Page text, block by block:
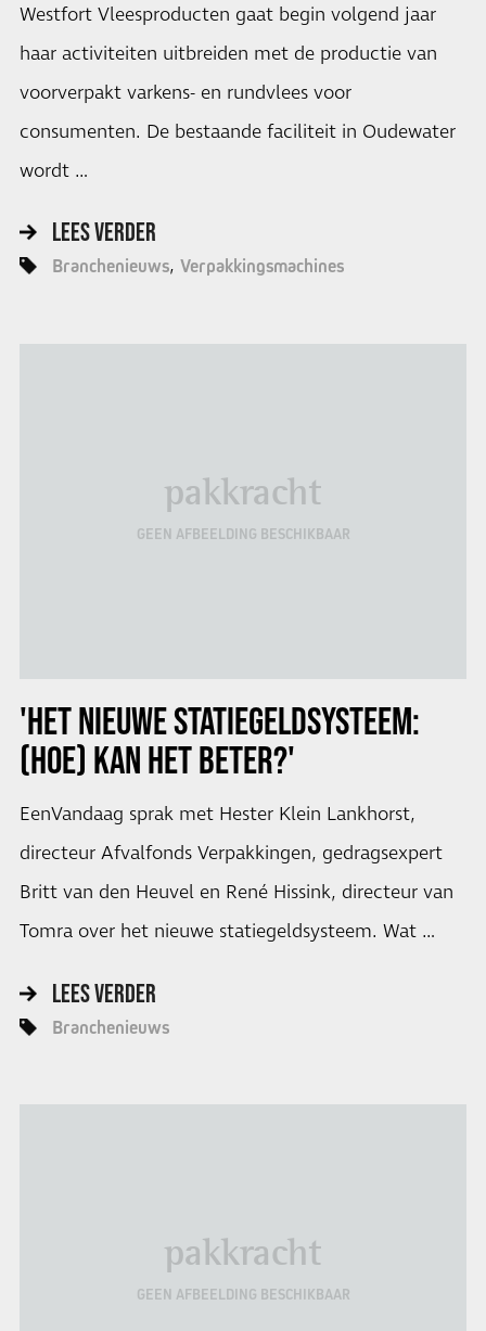
Westfort Vleesproducten gaat begin volgend jaar
haar activiteiten uitbreiden met de productie van
voorverpakt varkens- en rundvlees voor
consumenten. De bestaande faciliteit in Oudewater
wordt …
LEES VERDER
Branchenieuws Verpakkingsmachines
pakkracht
GEEN AFBEELDING BESCHIKBAAR
'HET NIEUWE STATIEGELDSYSTEEM:
(HOE) KAN HET BETER?'
EenVandaag sprak met Hester Klein Lankhorst,
directeur Afvalfonds Verpakkingen, gedragsexpert
Britt van den Heuvel en René Hissink, directeur van
Tomra over het nieuwe statiegeldsysteem. Wat …
LEES VERDER
Branchenieuws
pakkracht
GEEN AFBEELDING BESCHIKBAAR